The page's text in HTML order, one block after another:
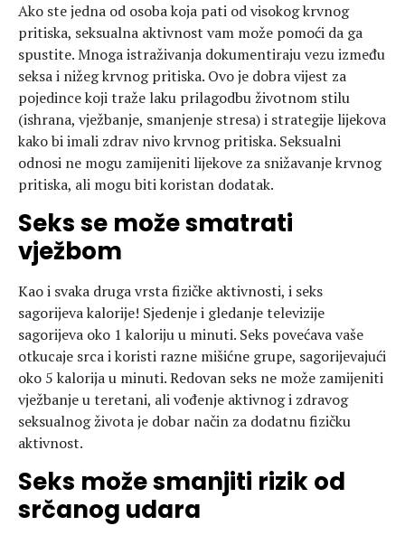
Ako ste jedna od osoba koja pati od visokog krvnog
pritiska, seksualna aktivnost vam može pomoći da ga
spustite. Mnoga istraživanja dokumentiraju vezu između
seksa i nižeg krvnog pritiska. Ovo je dobra vijest za
pojedince koji traže laku prilagodbu životnom stilu
(ishrana, vježbanje, smanjenje stresa) i strategije lijekova
kako bi imali zdrav nivo krvnog pritiska. Seksualni
odnosi ne mogu zamijeniti lijekove za snižavanje krvnog
pritiska, ali mogu biti koristan dodatak.
Seks se može smatrati
vježbom
Kao i svaka druga vrsta fizičke aktivnosti, i seks
sagorijeva kalorije! Sjedenje i gledanje televizije
sagorijeva oko 1 kaloriju u minuti. Seks povećava vaše
otkucaje srca i koristi razne mišićne grupe, sagorijevajući
oko 5 kalorija u minuti. Redovan seks ne može zamijeniti
vježbanje u teretani, ali vođenje aktivnog i zdravog
seksualnog života je dobar način za dodatnu fizičku
aktivnost.
Seks može smanjiti rizik od
srčanog udara